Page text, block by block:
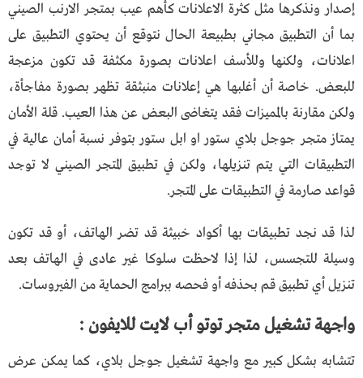
إصدار ونذكرها مثل كثرة الاعلانات كأهم عيب بمتجر الارنب الصيني
بما أن التطبيق مجاني بطبيعة الحال نتوقع أن يحتوي التطبيق على
اعلانات، ولكنها وللأسف اعلانات بصورة مكثفة قد تكون مزعجة
للبعض. خاصة أن أغلبها هي إعلانات منبثقة تظهر بصورة مفاجأة،
ولكن مقارنة بالمميزات فقد يتغاضى البعض عن هذا العيب. قلة الأمان
يمتاز متجر جوجل بلاي ستور او ابل ستور بتوفر نسبة أمان عالية في
التطبيقات التي يتم تنزيلها، ولكن في تطبيق المتجر الصيني لا توجد
قواعد صارمة في التطبيقات على المتجر.
لذا قد نجد تطبيقات بها أكواد خبيثة قد تضر الهاتف، أو قد تكون
وسيلة للتجسس، لذا إذا لاحظت سلوكا غير عادى في الهاتف بعد
تنزيل أي تطبيق قم بحذفه أو فحصه ببرامج الحماية من الفيروسات.
واجهة تشغيل متجر توتو أب لايت للايفون :
تتشابه بشكل كبير مع واجهة تشغيل جوجل بلاي، كما يمكن عرض